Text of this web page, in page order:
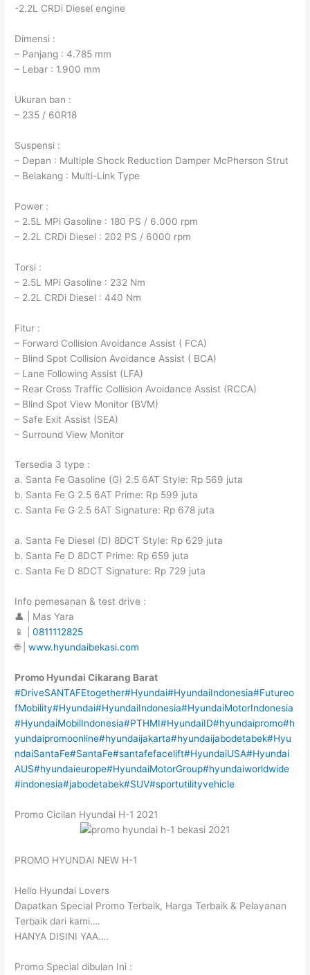
-2.2L CRDi Diesel engine
Dimensi :
– Panjang : 4.785 mm
– Lebar : 1.900 mm
Ukuran ban :
– 235 / 60R18
Suspensi :
– Depan : Multiple Shock Reduction Damper McPherson Strut
– Belakang : Multi-Link Type
Power :
– 2.5L MPi Gasoline : 180 PS / 6.000 rpm
– 2.2L CRDi Diesel : 202 PS / 6000 rpm
Torsi :
– 2.5L MPi Gasoline : 232 Nm
– 2.2L CRDi Diesel : 440 Nm
Fitur :
– Forward Collision Avoidance Assist ( FCA)
– Blind Spot Collision Avoidance Assist ( BCA)
– Lane Following Assist (LFA)
– Rear Cross Traffic Collision Avoidance Assist (RCCA)
– Blind Spot View Monitor (BVM)
– Safe Exit Assist (SEA)
– Surround View Monitor
Tersedia 3 type :
a. Santa Fe Gasoline (G) 2.5 6AT Style: Rp 569 juta
b. Santa Fe G 2.5 6AT Prime: Rp 599 juta
c. Santa Fe G 2.5 6AT Signature: Rp 678 juta
a. Santa Fe Diesel (D) 8DCT Style: Rp 629 juta
b. Santa Fe D 8DCT Prime: Rp 659 juta
c. Santa Fe D 8DCT Signature: Rp 729 juta
Info pemesanan & test drive :
👤 | Mas Yara
📱 |0811112825
🌐 |www.hyundaibekasi.com
Promo Hyundai Cikarang Barat
#DriveSANTAFEtogether#Hyundai#HyundaiIndonesia#Futureo
fMobility#Hyundai#HyundaiIndonesia#HyundaiMotorIndonesia
#HyundaiMobilIndonesia#PTHMI#HyundaiID#hyundaipromo#h
yundaipromoonline#hyundaijakarta#hyundaijabodetabek#Hyu
ndaiSantaFe#SantaFe#santafefacelift#HyundaiUSA#Hyundai
AUS#hyundaieurope#HyundaiMotorGroup#hyundaiworldwide
#indonesia#jabodetabek#SUV#sportutilityvehicle
Promo Cicilan Hyundai H-1 2021
PROMO HYUNDAI NEW H-1
Hello Hyundai Lovers
Dapatkan Special Promo Terbaik, Harga Terbaik & Pelayanan
Terbaik dari kami….
HANYA DISINI YAA….
Promo Special dibulan Ini :